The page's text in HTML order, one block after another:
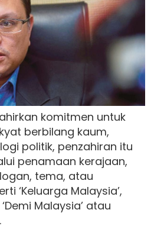
komitmen untuk
berbilang kaum,
politik, penzahiran itu
penamaan kerajaan,
tema, atau
‘Keluarga Malaysia’,
Malaysia’ atau